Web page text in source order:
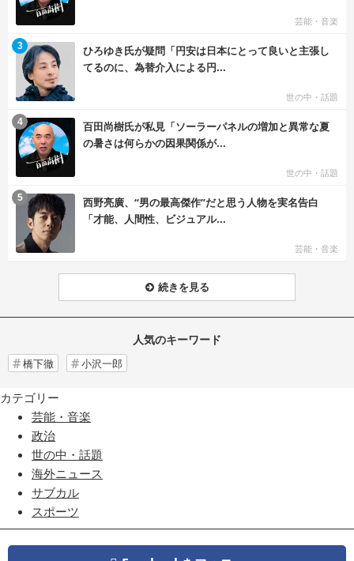
芸能・音楽
ひろゆき氏が疑問「円安は日本にとって良いと主張し
てるのに、為替介入による円...
世の中・話題
3
百田尚樹氏が私見「ソーラーパネルの増加と異常な夏
の暑さは何らかの因果関係が...
世の中・話題
4
西野亮廣、“男の最高傑作”だと思う人物を実名告白
「才能、人間性、ビジュアル...
芸能・音楽
5
続きを見る
人気のキーワード
橋下徹 小沢一郎
カテゴリー
芸能・音楽
政治
世の中・話題
海外ニュース
サブカル
スポーツ